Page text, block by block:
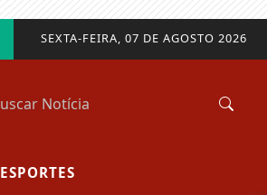
SEXTA-FEIRA, 07 DE AGOSTO 2026
ESPORTES